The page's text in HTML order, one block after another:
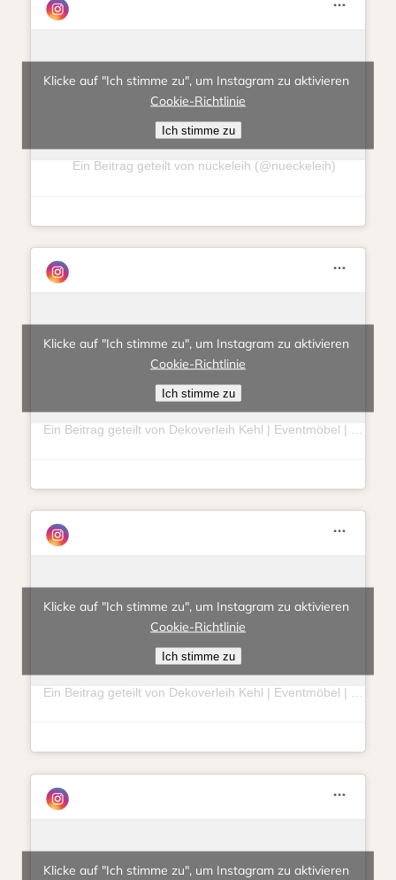
Ein Beitrag geteilt von nückeleih (@nueckeleih)
Klicke auf "Ich stimme zu", um Instagram zu aktivieren
Cookie-Richtlinie
Ich stimme zu
Klicke auf "Ich stimme zu", um Instagram zu aktivieren
Cookie-Richtlinie
Ich stimme zu
Klicke auf "Ich stimme zu", um Instagram zu aktivieren
Cookie-Richtlinie
Ich stimme zu
Klicke auf "Ich stimme zu", um Instagram zu aktivieren